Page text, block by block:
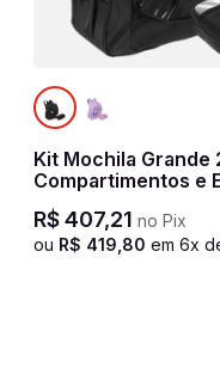
Kit Mochila Grande
Compartimentos e
R$407,21 no Pix
ou R$ 419 80 em 6x